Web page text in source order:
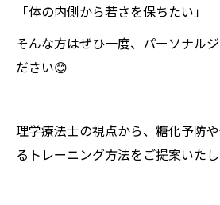
「体の内側から若さを保ちたい」
そんな方はぜひ一度、パーソナル
ださい😊
理学療法士の視点から、糖化予防
るトレーニング方法をご提案いたし